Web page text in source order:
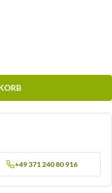
+49 371 240 80 916